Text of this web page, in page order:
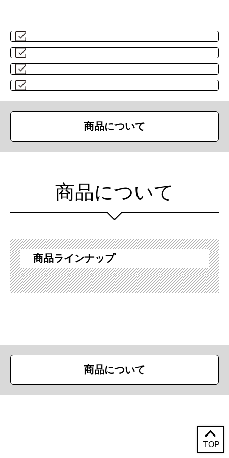
商品について
商品について
商品ラインナップ
商品について
TOP